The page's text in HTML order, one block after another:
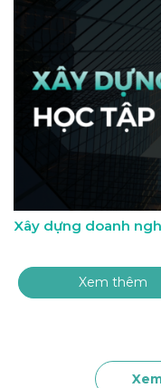
Xây dựng doanh
Xem thêm